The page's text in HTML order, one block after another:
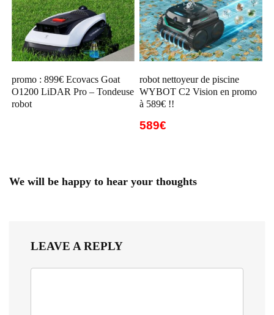
promo : 899€ Ecovacs Goat
O1200 LiDAR Pro – Tondeuse
robot
robot nettoyeur de piscine
WYBOT C2 Vision en promo
à 589€ !!
589€
We will be happy to hear your thoughts
LEAVE A REPLY